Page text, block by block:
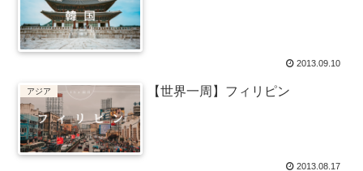
2013.09.10
アジア 【世界一周】フィリピン
2013.08.17